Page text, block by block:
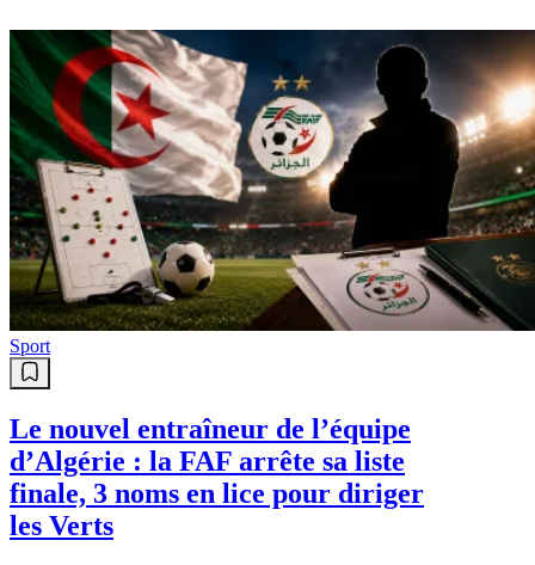
Sport
Le nouvel entraîneur de l’équipe
d’Algérie : la FAF arrête sa liste
finale, 3 noms en lice pour diriger
les Verts